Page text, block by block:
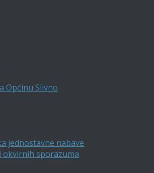
Općinu Slivno
jednostavne nabave
sporazuma